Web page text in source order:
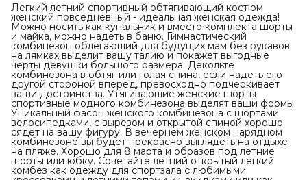
Легкий летний спортивный обтягивающий костюм
женский повседневный - идеальная женская одежда!
Можно носить как купальник и вместо комплекта шорты
и майка, можно надеть в баню. Гимнастический
комбинезон облегающий для будущих мам без рукавов
на лямках выделит вашу талию и покажет выгодные
черты девушки большого размера. Декольте
комбинезона в обтяг или голая спина, если надеть его
другой стороной вперед, превосходно подчеркивает
ваши достоинства. Утягивающие женские шорты
спортивные модного комбинезона выделят ваши формы.
Уникальный фасон женского комбинезона с шортами
велосипедками, с вырезом и открытой спиной хорошо
сядет на вашу фигуру. В вечернем женском нарядном
комбинезоне вы будет прекрасно выглядеть на отдыхе
на пляже. Хорошо для 8 марта и образов под летние
шорты или юбку. Сочетайте летний открытый легкий
комбез как одежду для спортзала с любимыми